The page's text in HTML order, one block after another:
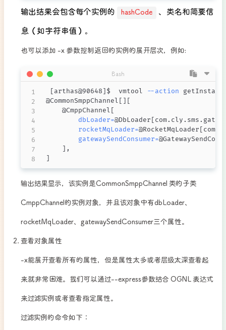
输出结果会包含每个实例的 hashCode 、类名和简要信
息（如字符串值）。
也可以添加 -x 参数控制返回的实例的展开层次，例如:
[arthas@90648] $  vmtool --action
@CommonSmppChannel [ ] [
    @CmppChannel
[
dbLoader=@DbLoader [
rocketMqLoader=@RocketMqLoader [
gatewaySendConsumer=
]
]
Bash
输出结果显示，该实例是CommonSmppChannel 类的子类
CmppChannel的实例对象，并且该对象中有dbLoader、
rocketMqLoader、gatewaySendConsumer三个属性。
查看对象属性
-x能展开查看所有的属性，但是属性太多或者层级太深查看起
来就非常困难。我们可以通过--express参数结合 OGNL 表达式
来过滤实例或者查看指定属性。
过滤实例的命令如下：